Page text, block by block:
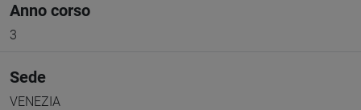
Anno corso
3
Sede
VENEZIA